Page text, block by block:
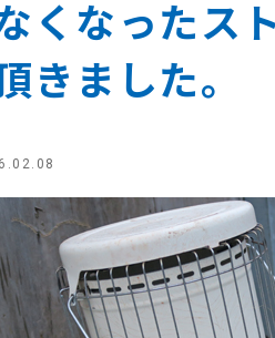
くなったス
きました。